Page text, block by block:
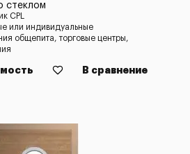
стеклом
CPL
или индивидуальные
общепита, торговые центры,
В сравнение